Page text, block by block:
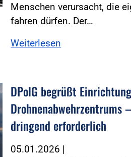
Menschen verursacht, die
fahren dürfen. Der…
Weiterlesen
DPolG begrüßt
Drohnenabwehrzentrums
dringend erforderlich
05.01.2026 |